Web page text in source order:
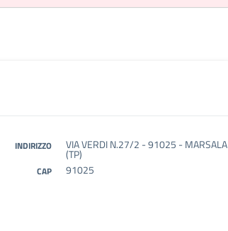
INDIRIZZO VIA VERDI N.27/2 - 91025 - MARSALA
(TP)
CAP 91025